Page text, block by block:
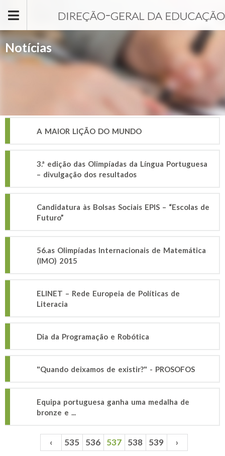
Notícias
A MAIOR LIÇÃO DO MUNDO
3.ª edição das Olimpíadas da Língua Portuguesa
– divulgação dos resultados
Candidatura às Bolsas Sociais EPIS – “Escolas de
Futuro”
56.as Olimpíadas Internacionais de Matemática
(IMO) 2015
ELINET – Rede Europeia de Políticas de
Literacia
Dia da Programação e Robótica
"Quando deixamos de existir?" - PROSOFOS
Equipa portuguesa ganha uma medalha de
bronze e ...
Páginas ‹ 535 536 537 538 539 ›